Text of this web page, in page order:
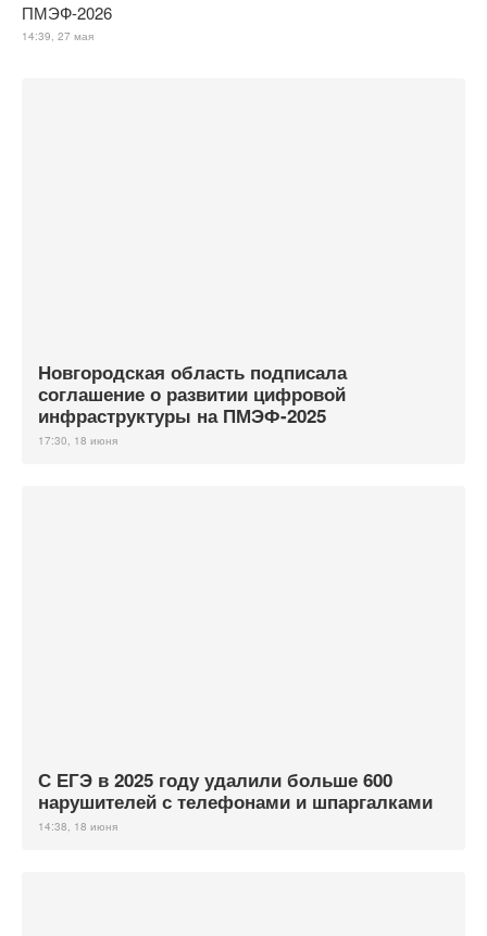
ПМЭФ-2026
14:39, 27 мая
Новгородская область подписала
соглашение о развитии цифровой
инфраструктуры на ПМЭФ-2025
17:30, 18 июня
С ЕГЭ в 2025 году удалили больше 600
нарушителей с телефонами и шпаргалками
14:38, 18 июня